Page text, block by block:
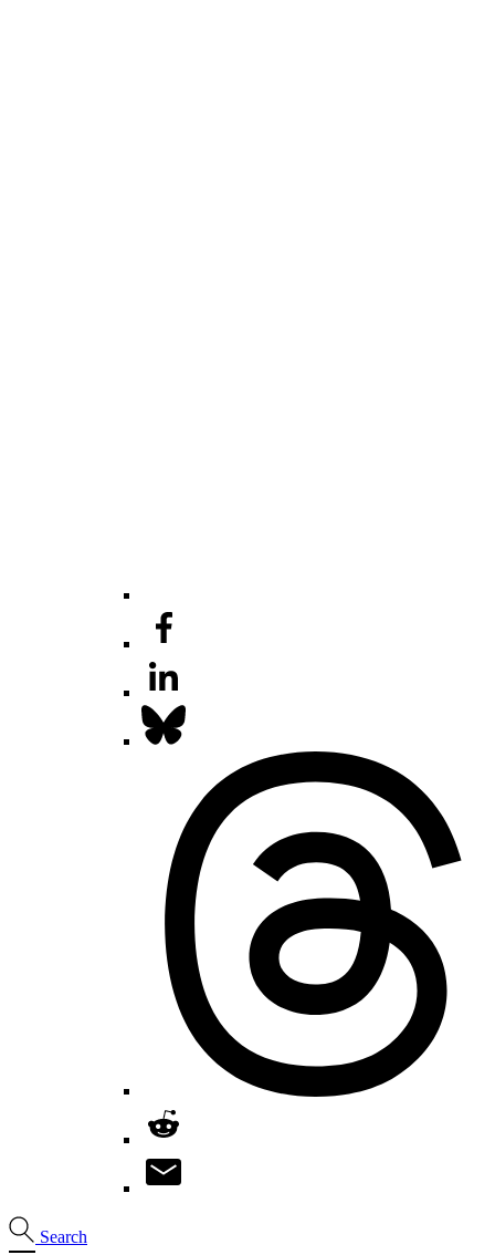
Search